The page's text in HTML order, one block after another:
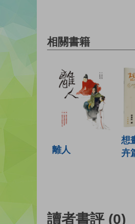
相關書籍
離人
想
卉
讀者書評 (0)